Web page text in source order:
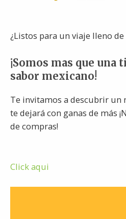
¿Listos para un viaje lleno
¡Somos mas que una
sabor mexicano!
Te invitamos a descubrir un
te dejará con ganas de más
de compras!
Click aqui